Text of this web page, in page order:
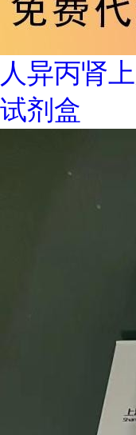
人异丙肾
试剂盒